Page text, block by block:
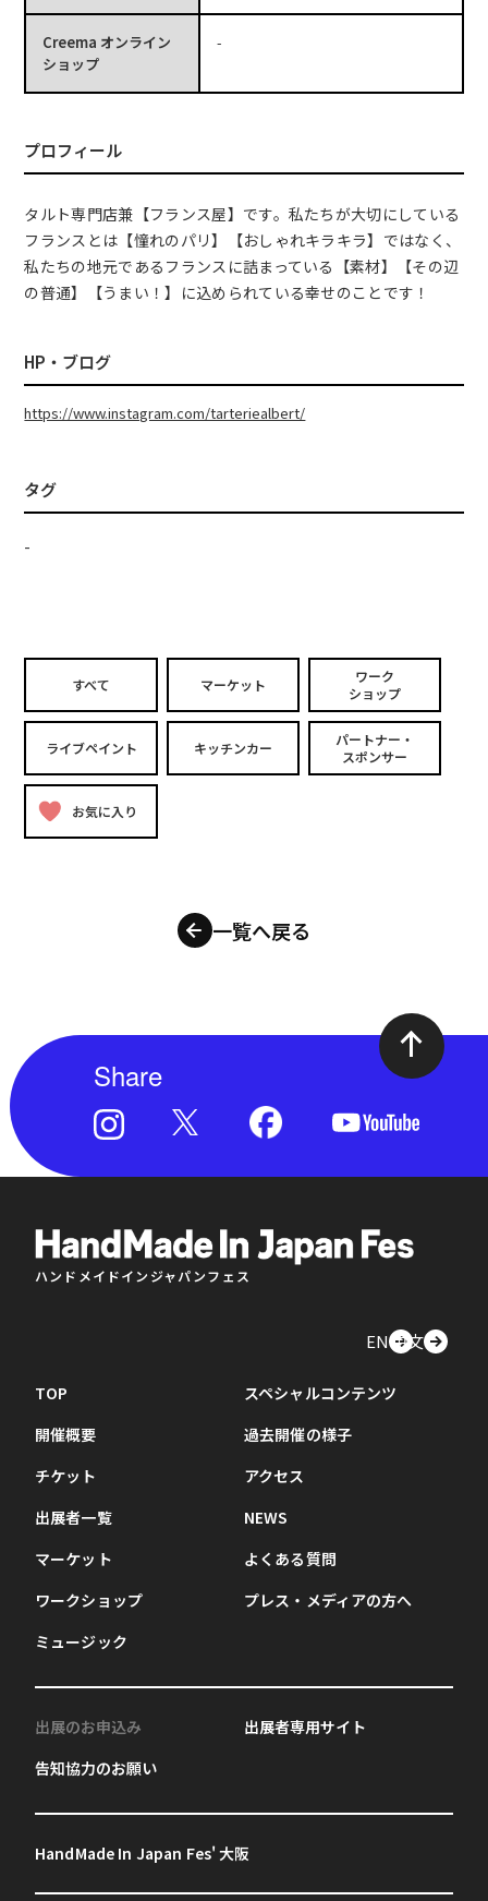
Creema オンライン
ショップ
-
プロフィール
タルト専門店兼【フランス屋】です。私たちが大切にしている
フランスとは【憧れのパリ】【おしゃれキラキラ】ではなく、
私たちの地元であるフランスに詰まっている【素材】【その辺
の普通】【うまい！】に込められている幸せのことです！
HP・ブログ
https://www.instagram.com/tarteriealbert/
タグ
-
すべて マーケット
ワーク
ショップ
ライブペイント キッチンカー
パートナー・
スポンサー
お気に入り
一覧へ戻る
Share
ハンドメイドインジャパンフェス
EN中文
TOP
開催概要
チケット
出展者一覧
マーケット
ワークショップ
ミュージック
スペシャルコンテンツ
過去開催の様子
アクセス
NEWS
よくある質問
プレス・メディアの方へ
出展のお申込み
告知協力のお願い
出展者専用サイト
HandMade In Japan Fes' 大阪